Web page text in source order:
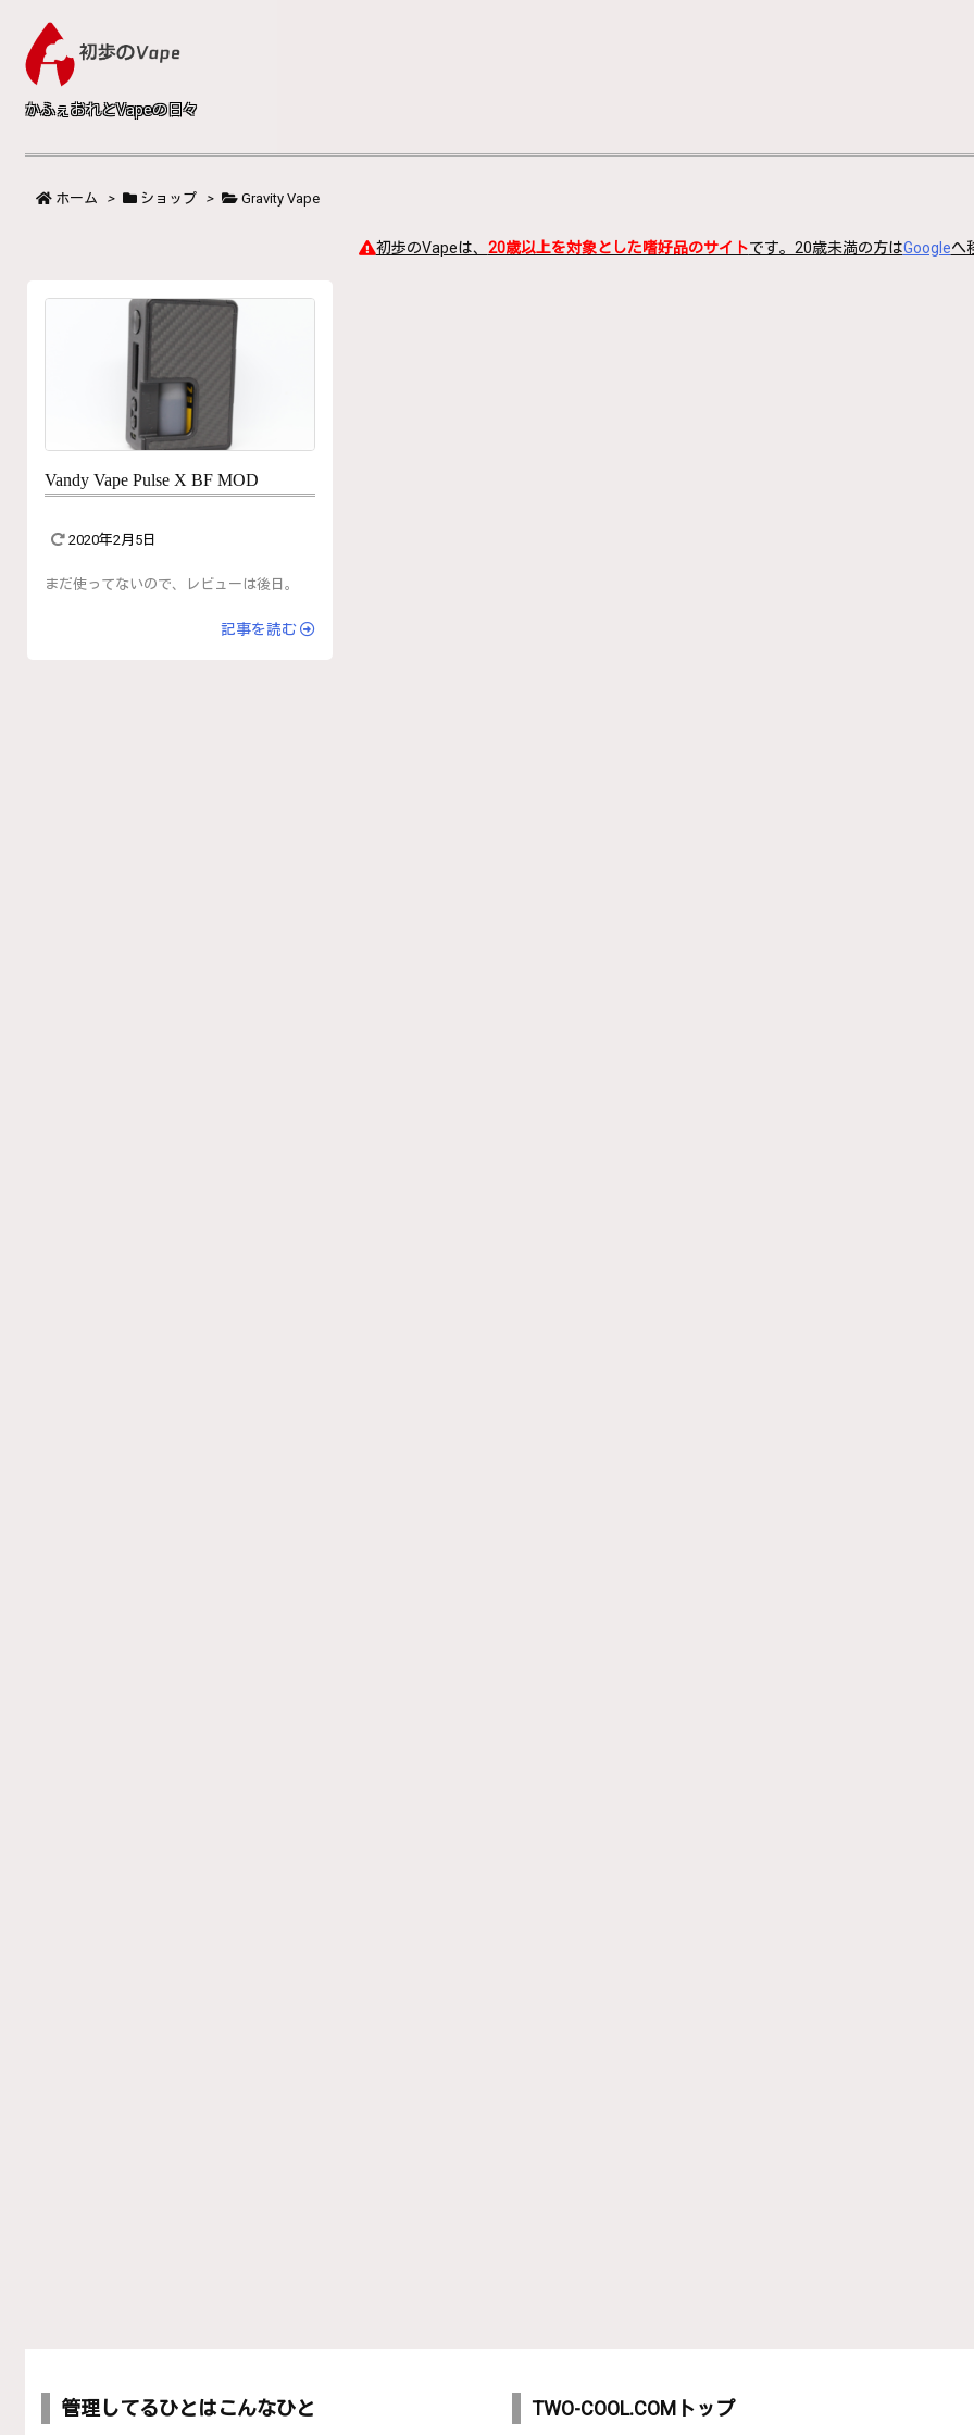
かふぇおれとVapeの日々
ホーム > ショップ > Gravity Vape
初歩のVapeは、 20歳以上を対象とした嗜好品のサイトです。20歳未満の方はGoogleへ
Vandy Vape Pulse X BF MOD
2020年2月5日
まだ使ってないので、レビューは後日。
記事を読む
管理してるひとはこんなひと TWO-COOL.COMトップ